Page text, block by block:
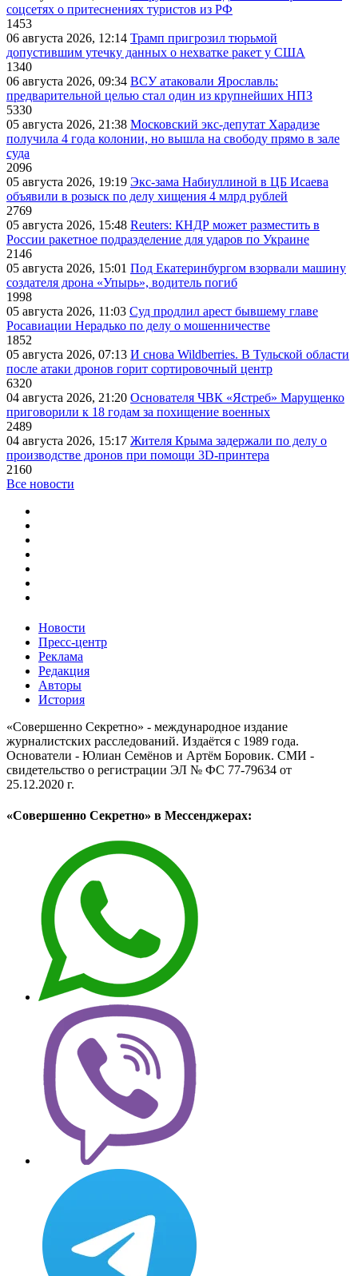
соцсетях о притеснениях туристов из РФ
1453
06 августа 2026, 12:14 Трамп пригрозил тюрьмой
допустившим утечку данных о нехватке ракет у США
1340
06 августа 2026, 09:34 ВСУ атаковали Ярославль:
предварительной целью стал один из крупнейших НПЗ
5330
05 августа 2026, 21:38 Московский экс-депутат Харадизе
получила 4 года колонии, но вышла на свободу прямо в зале
суда
2096
05 августа 2026, 19:19 Экс-зама Набиуллиной в ЦБ Исаева
объявили в розыск по делу хищения 4 млрд рублей
2769
05 августа 2026, 15:48 Reuters: КНДР может разместить в
России ракетное подразделение для ударов по Украине
2146
05 августа 2026, 15:01 Под Екатеринбургом взорвали машину
создателя дрона «Упырь», водитель погиб
1998
05 августа 2026, 11:03 Суд продлил арест бывшему главе
Росавиации Нерадько по делу о мошенничестве
1852
05 августа 2026, 07:13 И снова Wildberries. В Тульской области
после атаки дронов горит сортировочный центр
6320
04 августа 2026, 21:20 Основателя ЧВК «Ястреб» Марущенко
приговорили к 18 годам за похищение военных
2489
04 августа 2026, 15:17 Жителя Крыма задержали по делу о
производстве дронов при помощи 3D‑принтера
2160
Все новости
Новости
Пресс-центр
Реклама
Редакция
Авторы
История
«Совершенно Секретно» - международное издание
журналистских расследований. Издаётся с 1989 года.
Основатели - Юлиан Семёнов и Артём Боровик. CМИ -
свидетельство о регистрации ЭЛ № ФС 77-79634 от
25.12.2020 г.
«Совершенно Секретно» в Мессенджерах: